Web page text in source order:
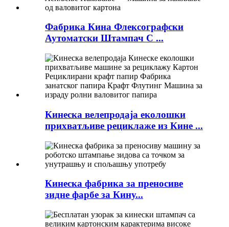
Фабрика Кина Флексографски
Аутоматски Штампач С ...
Кинеска велепродаја еколошки
прихватљиве рециклаже из Кине ...
Кинеска фабрика за преносиве
зидне фарбе за Кину...